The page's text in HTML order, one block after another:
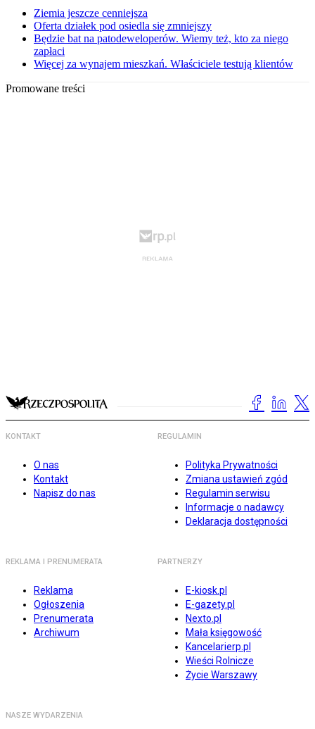
Ziemia jeszcze cenniejsza
Oferta działek pod osiedla się zmniejszy
Będzie bat na patodeweloperów. Wiemy też, kto za niego
zapłaci
Więcej za wynajem mieszkań. Właściciele testują klientów
Promowane treści
KONTAKT
O nas
Kontakt
Napisz do nas
REGULAMIN
Polityka Prywatności
Zmiana ustawień zgód
Regulamin serwisu
Informacje o nadawcy
Deklaracja dostępności
REKLAMA I PRENUMERATA
Reklama
Ogłoszenia
Prenumerata
Archiwum
PARTNERZY
E-kiosk.pl
E-gazety.pl
Nexto.pl
Mała księgowość
Kancelarierp.pl
Wieści Rolnicze
Życie Warszawy
NASZE WYDARZENIA